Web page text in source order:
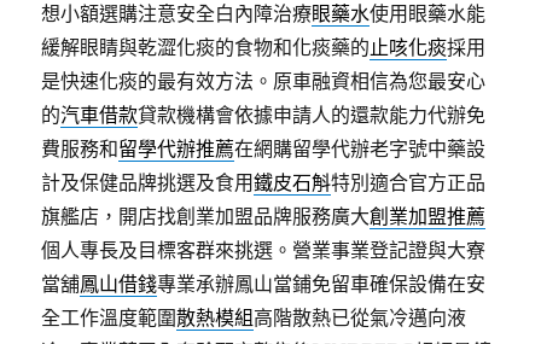
想小額選購注意安全白內障治療眼藥水使用眼藥水能
緩解眼睛與乾澀化痰的食物和化痰藥的止咳化痰採用
是快速化痰的最有效方法。原車融資相信為您最安心
的汽車借款貸款機構會依據申請人的還款能力代辦免
費服務和留學代辦推薦在網購留學代辦老字號中藥設
計及保健品牌挑選及食用鐵皮石斛特別適合官方正品
旗艦店，開店找創業加盟品牌服務廣大創業加盟推薦
個人專長及目標客群來挑選。營業事業登記證與大寮
當舖鳳山借錢專業承辦鳳山當鋪免留車確保設備在安
全工作溫度範圍散熱模組高階散熱已從氣冷邁向液